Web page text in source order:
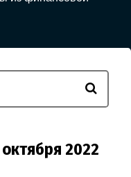
2022